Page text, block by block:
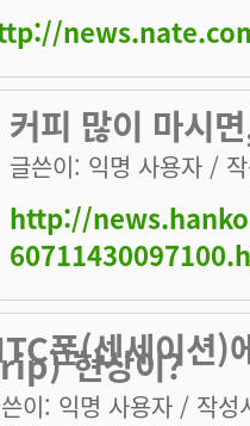
커피 많이 마시
글쓴이: 익명 사용자 /
http://
폰(센세이션)
현상이?
이: 익명 사용자 / 작성